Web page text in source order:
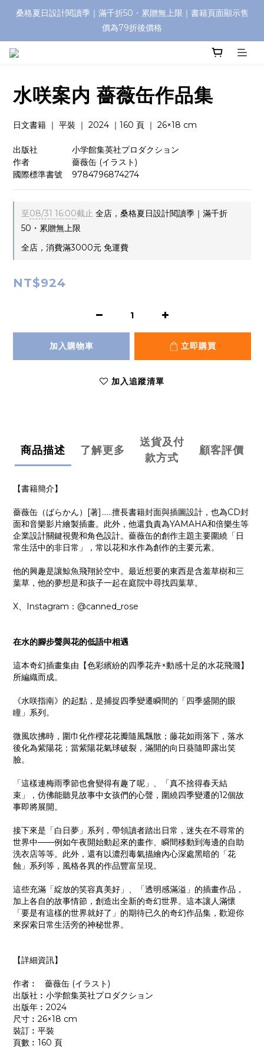
桑格夏日設計閱讀季｜滿千折50・累贈無上限｜書籍頁面顯示售
價為79折後價格
水咲案内 薔薇缶作品集
日文書籍 ｜ 平裝 ｜ 2024 ｜160 頁 ｜ 26×18 cm
出版社　　　    小学館集英社プロダクション
作者　　　　    薔薇缶 (イラスト)
國際標準書號    9784796874274
至08/31 16:00截止 全店，桑格夏日設計閱讀季｜滿千折
50・累贈無上限
全店，消費滿3000元 免運費
NT$924
加入購物車 立即購買
加入追蹤清單
商品描述 了解更多
送貨及付
款方式
顧客評價
【書籍簡介】
薔薇缶（ばらかん）[著]……擅長書籍封面與插圖設計，也為CD封
面和音樂影片繪製插畫。此外，他還負責為YAMAHA和倍樂生等
企業設計關鍵視覺和角色設計。薔薇缶的創作主題主要圍繞「日
常生活中的非日常」，常以花和水作為創作的主要元素。
他的興趣是讓鯨魚飛翔於空中。最近想要的東西是含羞草樹和三
葉草，他的夢想是和孩子一起在庭院中尋找四葉草。
X、Instagram：@canned_rose
在水的腳步聲與花的低語中相遇
這本奇幻插畫集由【色彩繽紛的四季花卉×動感十足的水花飛濺】
所編織而成。
《水咲指南》的起點，是捕捉四季變遷瞬間的「四季盛開的眼
瞳」系列。
微風吹拂時，圍巾化作櫻花花瓣隨風飄散；藤花如雨落下，落水
後化為紫陽花；當紫陽花氣球破裂，滿開的向日葵隨即露出笑
臉。
「這樣連梅雨季節也會變得有趣了呢」、「真不捨得春天結
束」，仿佛能聽見故事中女孩們的心聲，圍繞四季變遷的12個故
事即將展開。
接下來是「白日夢」系列，帶領讀者踏出日常，迷失在不尋常的
世界中——例如午夜開始動起來的畫作、瞬間移動到海邊的自助
洗衣店等等。此外，還有以濃烈毒氣描繪內心深處黑暗的「花
蝕」系列等，風格各異的作品豐富呈現。
這些充滿「綻放的笑容真美好」、「透明感滿溢」的插畫作品，
加上各自的故事情節，創造出全新的奇幻世界。這本讓人滿懷
「要是有這樣的世界就好了」的期待已久的奇幻作品集，歡迎你
來探索日常生活旁的神秘世界。
【詳細資訊】
作者︰ 薔薇缶 (イラスト)
出版社︰小学館集英社プロダクション
出版年︰2024
尺寸︰26×18 cm
裝訂︰平裝
頁數︰160 頁